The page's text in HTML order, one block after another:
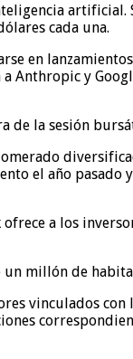
artificial.
cada una.
en
y
de la sesión
el año pasado
a los
millón de
vinculados